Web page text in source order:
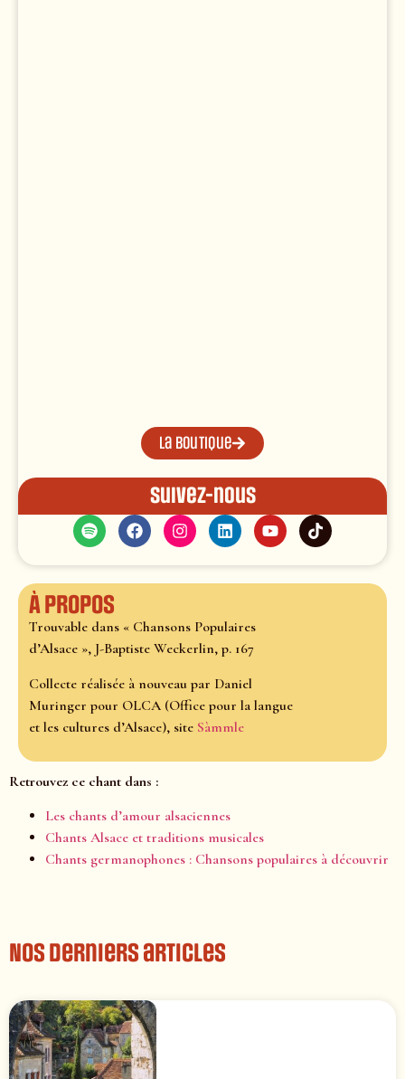
La boutique
Suivez-nous
À propos
Trouvable dans « Chansons Populaires
d’Alsace », J-Baptiste Weckerlin, p. 167
Collecte réalisée à nouveau par Daniel
Muringer pour OLCA (Office pour la langue
et les cultures d’Alsace), site Sàmmle
Retrouvez ce chant dans :
Les chants d’amour alsaciennes
Chants Alsace et traditions musicales
Chants germanophones : Chansons populaires à découvrir
Nos derniers articles